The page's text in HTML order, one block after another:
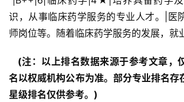
识，从事临床药学服务的专业人才。|医
师岗位等。随着临床药学服务的发展，就
(注：以上排名数据来源于参考文章，
名以权威机构公布为准。部分专业排名存
星级排名仅供参考。)